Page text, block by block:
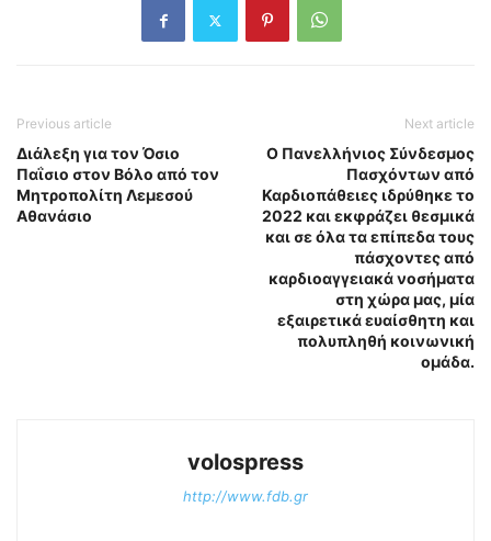
Previous article
Διάλεξη για τον Όσιο
Παΐσιο στον Βόλο από τον
Μητροπολίτη Λεμεσού
Αθανάσιο
Next article
Ο Πανελλήνιος Σύνδεσμος
Πασχόντων από
Καρδιοπάθειες ιδρύθηκε το
2022 και εκφράζει θεσμικά
και σε όλα τα επίπεδα τους
πάσχοντες από
καρδιοαγγειακά νοσήματα
στη χώρα μας, μία
εξαιρετικά ευαίσθητη και
πολυπληθή κοινωνική
ομάδα.
volospress
http://www.fdb.gr